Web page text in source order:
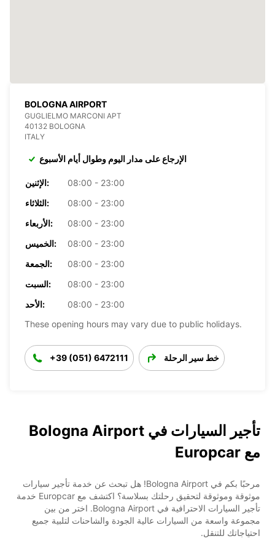
BOLOGNA AIRPORT
GUGLIELMO MARCONI APT
40132 BOLOGNA
ITALY
الإرجاع على مدار اليوم وطوال أيام الأسبوع
الإثنين:
08:00 - 23:00
الثلاثاء:
08:00 - 23:00
الأربعاء:
08:00 - 23:00
الخميس:
08:00 - 23:00
الجمعة:
08:00 - 23:00
السبت:
08:00 - 23:00
الأحد:
08:00 - 23:00
These opening hours may vary due to public holidays.
+39 (051) 6472111 خط سير الرحلة
تأجير السيارات في Bologna Airport
مع Europcar
مرحبًا بكم في Bologna Airport! هل تبحث عن خدمة تأجير سيارات
موثوقة وموثوقة لتحقيق رحلتك بسلاسة؟ اكتشف مع Europcar خدمة
تأجير السيارات الاحترافية في Bologna Airport. اختر من بين
مجموعة واسعة من السيارات عالية الجودة والشاحنات لتلبية جميع
احتياجاتك للتنقل.